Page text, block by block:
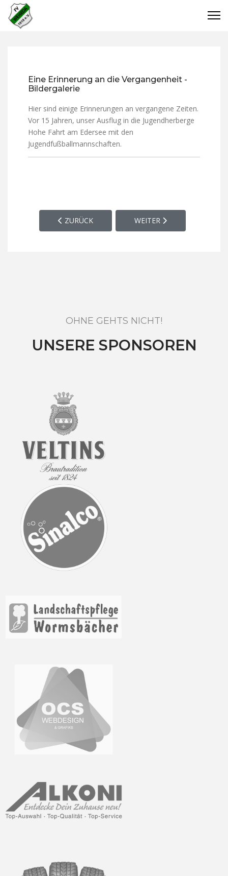
Eine Erinnerung an die Vergangenheit -
Bildergalerie
Hier sind einige Erinnerungen an vergangene Zeiten.
Vor 15 Jahren, unser Ausflug in die Jugendherberge
Hohe Fahrt am Edersee mit den
Jugendfußballmannschaften.
VORHERIGER BEITRAG: SPORTPLATZ,
ZURÜCK NÄCHSTER BEITRAG: OFF
WEITER
OHNE GEHTS NICHT!
UNSERE SPONSOREN